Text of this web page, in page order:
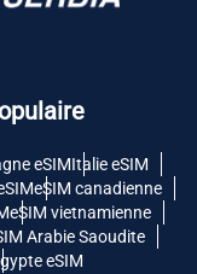
eSIMItalie eSIM
eSIM canadienne
eSIM vietnamienne
Arabie Saoudite
eSIM